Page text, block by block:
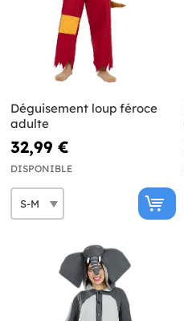
Déguisement loup féroce
adulte
32,99 €
DISPONIBLE